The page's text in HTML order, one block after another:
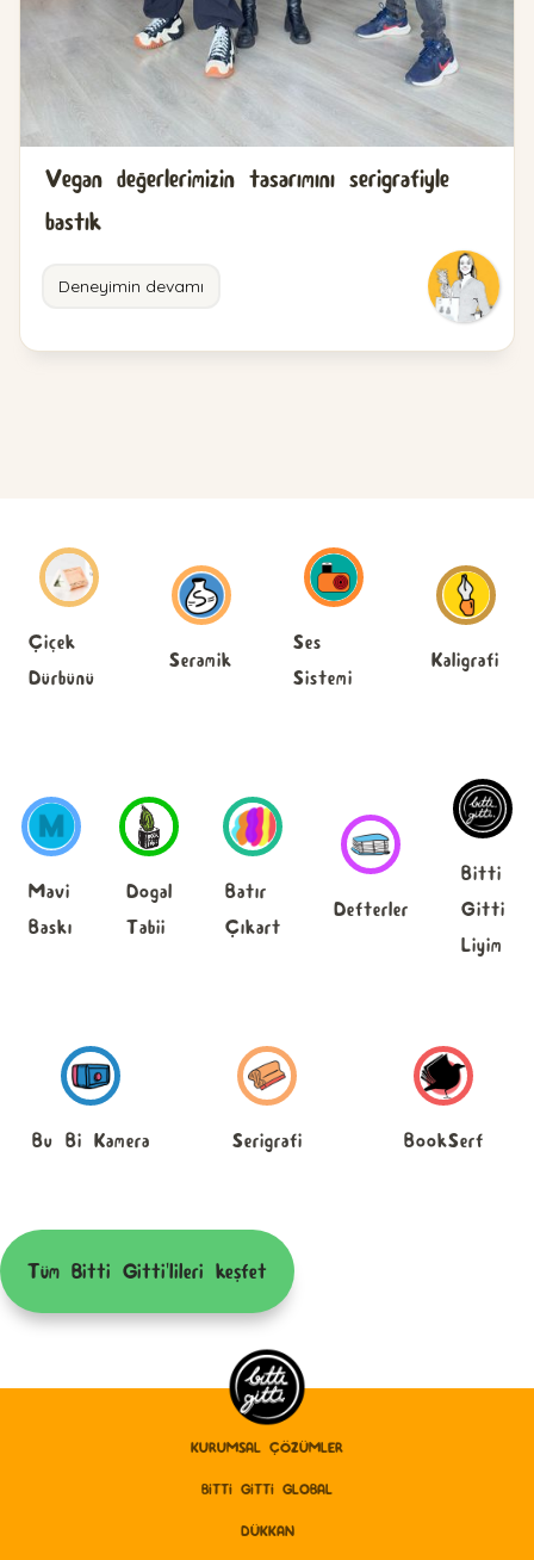
Vegan değerlerimizin tasarımını serigrafiyle
bastık
Deneyimin devamı
Çiçek
Dürbünü
Seramik
Ses
Sistemi
Kaligrafi
Mavi
Baskı
Dogal
Tabii
Batır
Çıkart
Defterler
Bitti
Gitti
Liyim
Bu Bi Kamera Serigrafi BookSerf
Tüm Bitti Gitti'lileri keşfet
KURUMSAL ÇÖZÜMLER
BITTI GITTI GLOBAL
DÜKKAN